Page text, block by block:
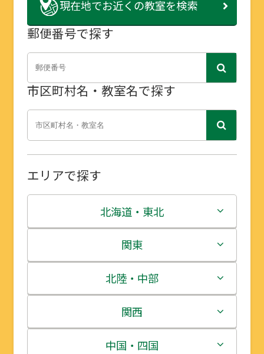
現在地でお近くの教室を検索
郵便番号で探す
市区町村名・教室名で探す
エリアで探す
北海道・東北
北海道
青森県
岩手県
宮城県
関東
茨城県
栃木県
群馬県
北陸・中部
新潟県
富山県
関西
三重県
中国・四国